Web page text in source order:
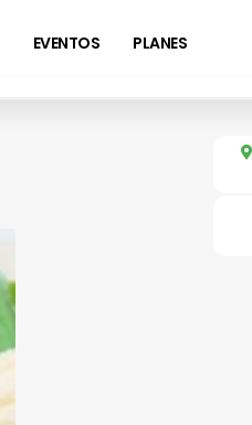
EVENTOS PLANES